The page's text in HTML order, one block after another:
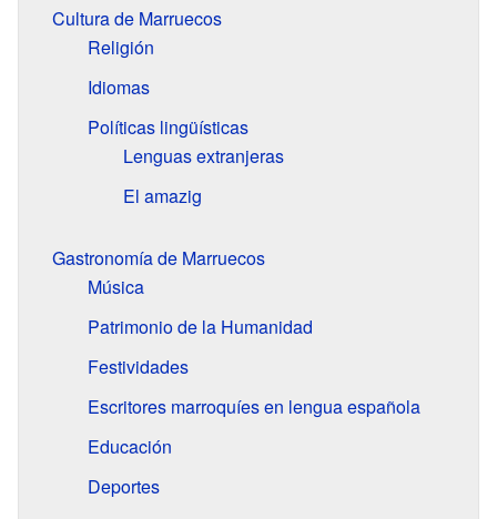
Cultura de Marruecos
Religión
Idiomas
Políticas lingüísticas
Lenguas extranjeras
El amazig
Gastronomía de Marruecos
Música
Patrimonio de la Humanidad
Festividades
Escritores marroquíes en lengua española
Educación
Deportes